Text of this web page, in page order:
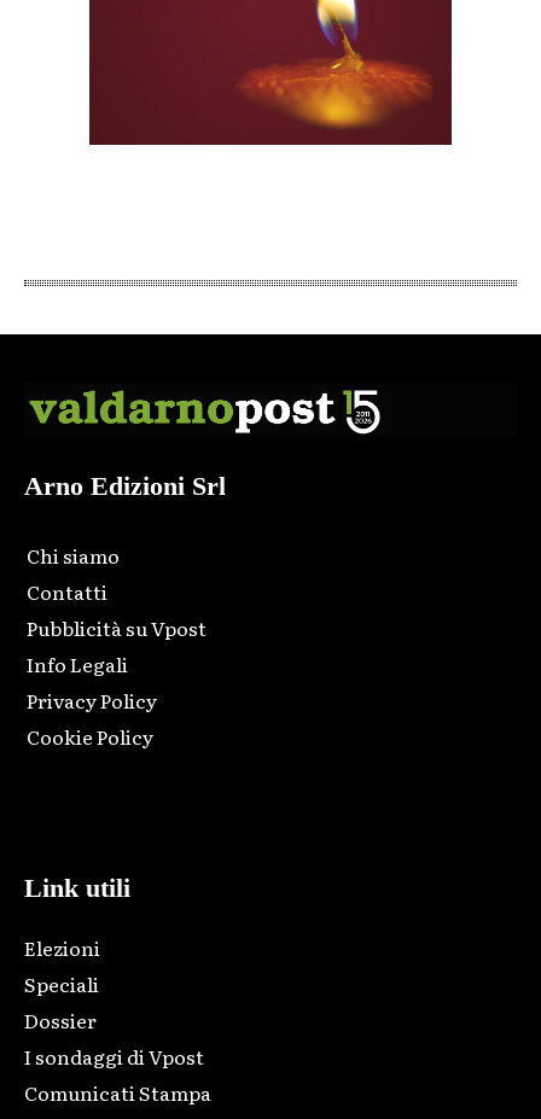
Arno Edizioni Srl
Chi siamo
Contatti
Pubblicità su Vpost
Info Legali
Privacy Policy
Cookie Policy
Link utili
Elezioni
Speciali
Dossier
I sondaggi di Vpost
Comunicati Stampa